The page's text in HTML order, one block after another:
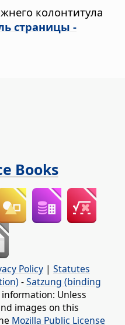
колонтитула
страницы -
Books
Policy | Statutes
-Satzung (binding
Unless
images on this
Mozilla Public License